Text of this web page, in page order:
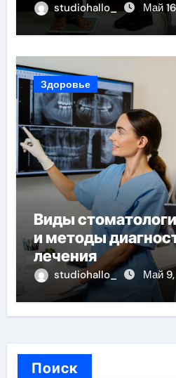
studiohallo_ Май
Здоровье
Виды
и методы
лечения
studiohallo_ Май
Поиск